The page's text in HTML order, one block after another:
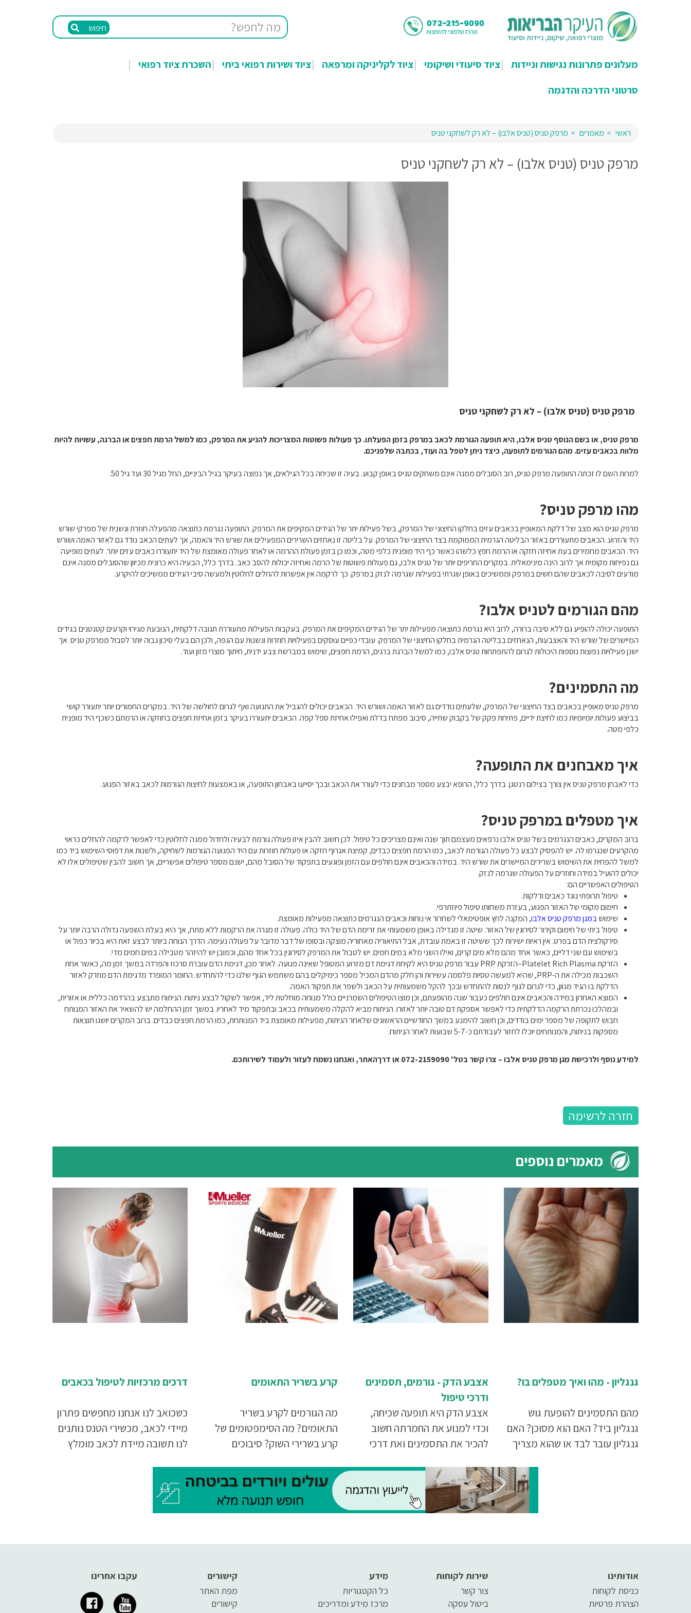
חיפוש
מעלונים פתרונות נגישות וניידות ציוד סיעודי ושיקומי ציוד לקליניקה ומרפאה ציוד ושירות רפואי ביתי
השכרת ציוד רפואי
סרטוני הדרכה והדגמה
ראשי מאמרים מרפק טניס (טניס אלבו) – לא רק לשחקני טניס
מרפק טניס (טניס אלבו) – לא רק לשחקני טניס
מרפק טניס (טניס אלבו) – לא רק לשחקני טניס
מרפק טניס, או בשם הנוסף טניס אלבו, היא תופעה הגורמת לכאב במרפק בזמן הפעלתו. כך פעולות פשוטות המצריכות להניע את המרפק, כמו למשל הרמת חפצים או הברגה, עשויות להיות
מלוות בכאבים עזים. מהם הגורמים לתופעה, כיצד ניתן לטפל בה ועוד, בכתבה שלפניכם.
למרות השם לו זכתה התופעה מרפק טניס, רוב הסובלים ממנה אינם משחקים טניס באופן קבוע. בעיה זו שכיחה בכל הגילאים, אך נפוצה בעיקר בגיל הביניים, החל מגיל 30 ועד גיל 50.
מהו מרפק טניס?
מרפק טניס הוא מצב של דלקת המאופיין בכאבים עזים בחלקו החיצוני של המרפק, בשל פעילות יתר של הגידים המקיפים את המרפק. התופעה נגרמת כתוצאה מהפעלה חוזרת ונשנית של מפרקי שורש
היד והזרוע. הכאבים מתעוררים באזור הבליטה הגרמית הממוקמת בצד החיצוני של המרפק. על בליטה זו נאחזים השרירים המפעילים את שורש היד והאמה, אך לעתים הכאב נודד גם לאזור האמה ושורש
היד. הכאבים מחמירים בעת אחיזה חזקה או הרמת חפץ כלשהו כאשר כף היד מופנית כלפי מטה, וכמו כן בזמן פעולת ההרמה או לאחר פעולה מאומצת של היד יתעוררו כאבים עזים יותר. לעתים מופיעה
גם נפיחות מקומית אך לרוב הינה מינימאלית. במקרים החריפים יותר של טניס אלבו, גם פעולות פשוטות של הרמה ואחיזה יכולות להסב כאב. בדרך כלל, הבעיה היא כרונית מכיוון שהסובלים ממנה אינם
מודעים לסיבה לכאבים שהם חשים במרפק וממשיכים באופן שגרתי בפעילות שגרמה לנזק במרפק. כך לרקמה אין אפשרות להחלים לחלוטין ולמעשה סיבי הגידים ממשיכים להיקרע.
מהם הגורמים לטניס אלבו?
התופעה יכולה להופיע גם ללא סיבה ברורה, לרוב היא נגרמת כתוצאה מפעילות יתר של הגידים המקיפים את המרפק. בעקבות הפעילות מתעוררת תגובה דלקתית, הנובעת מגירוי וקרעים קטנטנים בגידים
המיישרים של שורש היד והאצבעות, הנאחזים בבליטה הגרמית בחלקו החיצוני של המרפק. עובדי כפיים עוסקים בפעילויות חוזרות ונשנות עם הגפה, ולכן הם בעלי סיכון גבוה יותר לסבול ממרפק טניס. אך
ישנן פעילויות נפוצות נוספות היכולות לגרום להתפתחות טניס אלבו, כמו למשל הברגת ברגים, הרמת חפצים, שימוש במברשת צבע ידנית, חיתוך מוצרי מזון ועוד.
מה התסמינים?
מרפק טניס מאופיין בכאבים בצד החיצוני של המרפק, שלעתים נודדים גם לאזור האמה ושורש היד. הכאבים יכולים להגביל את התנועה ואף לגרום לחולשה של היד. במקרים החמורים יותר יתעורר קושי
בביצוע פעולות יומיומיות כמו לחיצת ידיים, פתיחת פקק של בקבוק שתייה, סיבוב מפתח בדלת ואפילו אחיזת ספל קפה. הכאבים יתעוררו בעיקר בזמן אחיזת חפצים בחוזקה או הרמתם כשכף היד מופנית
כלפי מטה.
איך מאבחנים את התופעה?
כדי לאבחן מרפק טניס אין צורך בצילום רנטגן. בדרך כלל, הרופא יבצע מספר מבחנים כדי לעורר את הכאב ובכך יסייעו באבחון התופעה, או באמצעות לחיצות הגורמות לכאב באזור הפגוע.
איך מטפלים במרפק טניס?
ברוב המקרים, כאבים הנגרמים בשל טניס אלבו נרפאים מעצמם תוך שנה ואינם מצריכים כל טיפול. לכן חשוב להבין איזו פעולה גורמת לבעיה ולחדול ממנה לחלוטין כדי לאפשר לרקמה להחלים כראוי
מהקרעים שנגרמו לה. יש להפסיק לבצע כל פעולה הגורמת לכאב, כמו הרמת חפצים כבדים, קמיצת אגרוף חזקה או פעולות חוזרות עם היד הפגועה הגורמות לשחיקה, ולשנות את דפוסי השימוש ביד כמו
למשל להפחית את השימוש בשרירים המיישרים את שורש היד. במידה והכאבים אינם חולפים עם הזמן ופוגעים בתפקוד של הסובל מהם, ישנם מספר טיפולים אפשריים, אך חשוב להבין שטיפולים אלו לא
יכולים להועיל במידה וחוזרים על הפעולה שגרמה לנזק.
הטיפולים האפשריים הם:
טיפול תרופתי נוגד כאבים ודלקות.
חימום מקומי של האזור הפגוע, בעזרת משחותו טיפול פיוזתרפי.
שימושבמגן מרפק טניס אלבו, המקנה לחץ אופטימאלי לשחרור אי נוחות וכאבים הנגרמים כתוצאה מפעילות מאומצת.
טיפול ביתי של חימום וקירור לסירוגין של האזור. שיטה זו מגדילה באופן משמעותי את זרימת הדם של היד כולה. פעולה זו מגרה את הרקמות ללא מתח, אך היא בעלת השפעה גדולה הרבה יותר על
סירקולצית הדם בפרט. אין ראיות ישירות לכך ששיטה זו באמת עובדת, אבל התיאוריה מאחוריה מוצקה ובסופו של דבר מדובר על פעולה נעימה. הדרך הנוחה ביותר לבצע זאת היא בכיור כפול או
בשימוש עם שני דליים, כאשר אחד מהם מלא מים קרים, ואילו השני מלא במים חמים. יש לטבול את המרפק לסירוגין בכל אחד מהם, וכמובן יש להיזהר מטבילה במים חמים מדי.
הזרקתPlatelet Rich Plasma–הזרקתPRP עבור מרפק טניס היא לקיחת דגימת דם מזרוע המטופל שאינה פגועה. לאחר מכן, דגימת הדם עוברת סרכוז והפרדה במשך זמן מה, כאשר אחת
השכבות מכילה את ה-PRP, שהיא למעשה טסיות פלסמה עשירות והן חלק מהדם המכיל מספר כימיקלים בהם משתמש הגוף שלנו כדי להתחדש. החומר המופרד מדגימת הדם מוזרק לאזור
הדלקת בו הגיד מנוון, כדי לגרום לגוף לנסות להתחדש ובכך להקל משמעותית על הכאב ולשפר את תפקוד האמה.
המוצא האחרון במידה והכאבים אינם חולפים כעבור שנה מהופעתם, וכן מוצו הטיפולים השמרניים כולל מנוחה מוחלטת ליד, אפשר לשקול לבצע ניתוח. הניתוח מתבצע בהרדמה כללית או אזורית,
ובמהלכו נכרתת הרקמה הדלקתית כדי לאפשר אספקת דם טובה יותר לאזורו. הניתוח מביא להקלה משמעותית בכאב ובתפקוד מיד לאחריו. במשך זמן ההחלמה יש להשאיר את האזור המנותח
חבוש לתקופה של מספר ימים בודדים, וכן חשוב להימנע במשך החודשיים הראשונים שלאחר הניתוח, מפעילות מאומצת ביד המנותחת, כמו הרמת חפצים כבדים. ברוב המקרים יושגו תוצאות
מספקות בניתוח, והמנותחים יוכלו לחזור לעבודתם כ-5-7 שבועות לאחר הניתוח.
למידע נוסף ולרכישת מגן מרפק טניס אלבו – צרו קשר בטל' 072-2159090 או דרך האתר, ואנחנו נשמח לעזור ולעמוד לשירותכם.
חזרה לרשימה
מאמרים נוספים
דרכים מרכזיות לטיפול בכאבים
כשכואב לנו אנחנו מחפשים פתרון
מיידי לכאב, מכשירי הטנס נותנים
לנו תשובה מיידת לכאב מומלץ
קרע בשריר התאומים
מה הגורמים לקרע בשריר
התאומים? מה הסימפטומים של
קרע בשרירי השוק? סיבוכים
בקרע בשרירי השוק? כל המידע
במאמר שלפניך
אצבע הדק - גורמים, תסמינים
ודרכי טיפול
אצבע הדק היא תופעה שכיחה,
וכדי למנוע את החמרתה חשוב
להכיר את התסמינים ואת דרכי
על אצבע הדק בכתבה שלפניכם.
גנגליון - מהו ואיך מטפלים בו?
מהם התסמינים להופעת גוש
גנגליון ביד? האם הוא מסוכן? האם
גנגליון עובר לבד או שהוא מצריך
בכלל? כל מה שצריך לדעת על
עקבו אחרינו
קישורים
מפת האתר
קישורים
מידע
כל הקטגוריות
מרכז מידע ומדריכים
שירות לקוחות
צור קשר
ביטול עסקה
אודותינו
כניסת לקוחות
הצהרת פרטיות